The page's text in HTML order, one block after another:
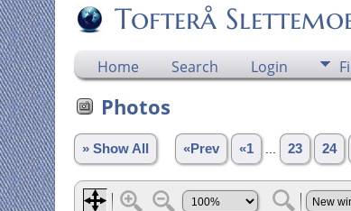
Tofterå
Home Search Login
Photos
» Show All «Prev «1 23 24